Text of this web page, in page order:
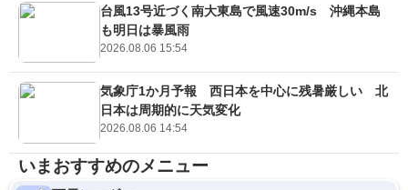
台風13号近づく南大東島で風速30m/s 沖縄本島
も明日は暴風雨
2026.08.06 15:54
気象庁1か月予報 西日本を中心に残暑厳しい 北
日本は周期的に天気変化
2026.08.06 14:54
いまおすすめのメニュー